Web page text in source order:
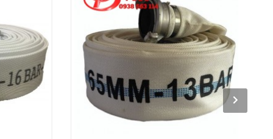
GỌI NGAY: 0938 563 114